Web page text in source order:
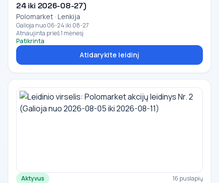
24 iki 2026-08-27)
Polomarket · Lenkija
Galioja nuo 06-24 iki 08-27
Atnaujinta prieš 1 mėnesį
Patikrinta
Atidarykite leidinį
Aktyvus 16 puslapių